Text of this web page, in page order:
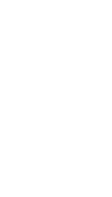
prstom.